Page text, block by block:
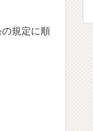
規定に順